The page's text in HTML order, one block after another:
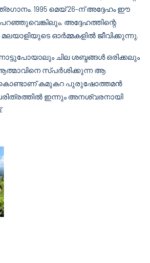
1995 മെയ് 26-ന് അദ്ദേഹം ഈ
അദ്ദേഹത്തിന്റെ
ഓർമ്മകളിൽ ജീവിക്കുന്നു.
ചില ശബ്ദങ്ങൾ ഒരിക്കലും
ആത്മാവിനെ സ്പർശിക്കുന്ന ആ
കമുകറ പുരുഷോത്തമൻ
ഇന്നും അനശ്വരനായി